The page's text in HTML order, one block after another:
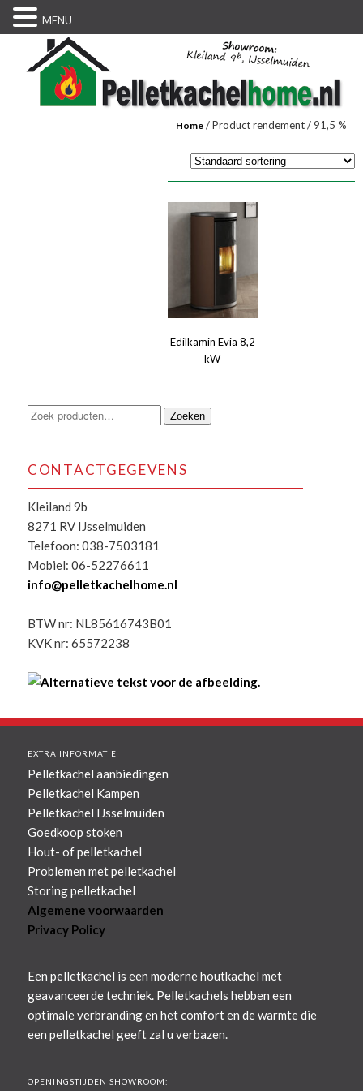
Home / Product rendement / 91,5 %
Edilkamin Evia 8,2
kW
Zoeken
Zoeken
CONTACTGEGEVENS
Kleiland 9b
8271 RV IJsselmuiden
Telefoon: 038-7503181
Mobiel: 06-52276611
info@pelletkachelhome.nl
BTW nr: NL85616743B01
KVK nr: 65572238
EXTRA INFORMATIE
Pelletkachel aanbiedingen
Pelletkachel Kampen
Pelletkachel IJsselmuiden
Goedkoop stoken
Hout- of pelletkachel
Problemen met pelletkachel
Storing pelletkachel
Algemene voorwaarden
Privacy Policy
Een pelletkachel is een moderne houtkachel met
geavanceerde techniek. Pelletkachels hebben een
optimale verbranding en het comfort en de warmte die
een pelletkachel geeft zal u verbazen.
OPENINGSTIJDEN SHOWROOM:
MENU